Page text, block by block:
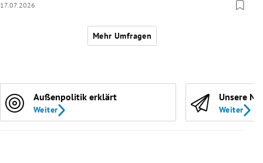
17.07.2026
Mehr Umfragen
Außenpolitik erklärt
Weiter
Unsere
Weiter